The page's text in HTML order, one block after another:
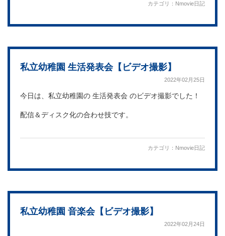
カテゴリ： Nmovie日記
私立幼稚園 生活発表会【ビデオ撮影】
2022年02月25日
今日は、私立幼稚園の 生活発表会 のビデオ撮影でした！
配信＆ディスク化の合わせ技です。
カテゴリ： Nmovie日記
私立幼稚園 音楽会【ビデオ撮影】
2022年02月24日